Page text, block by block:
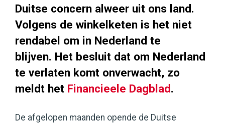
Duitse concern alweer uit ons land.
Volgens de winkelketen is het niet
rendabel om in Nederland te
blijven. Het besluit dat om Nederland
te verlaten komt onverwacht, zo
meldt het Financieele Dagblad.
De afgelopen maanden opende de Duitse